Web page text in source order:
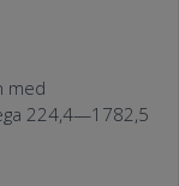
med
224,4—1782,5